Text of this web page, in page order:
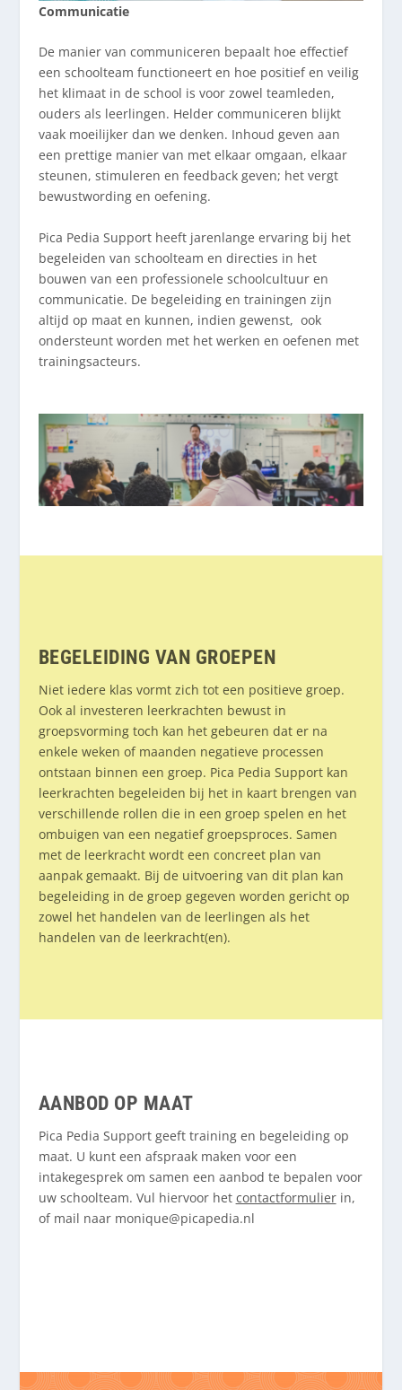
Communicatie
De manier van communiceren bepaalt hoe effectief
een schoolteam functioneert en hoe positief en veilig
het klimaat in de school is voor zowel teamleden,
ouders als leerlingen. Helder communiceren blijkt
vaak moeilijker dan we denken. Inhoud geven aan
een prettige manier van met elkaar omgaan, elkaar
steunen, stimuleren en feedback geven; het vergt
bewustwording en oefening.
Pica Pedia Support heeft jarenlange ervaring bij het
begeleiden van schoolteam en directies in het
bouwen van een professionele schoolcultuur en
communicatie. De begeleiding en trainingen zijn
altijd op maat en kunnen, indien gewenst, ook
ondersteunt worden met het werken en oefenen met
trainingsacteurs.
BEGELEIDING VAN GROEPEN
Niet iedere klas vormt zich tot een positieve groep.
Ook al investeren leerkrachten bewust in
groepsvorming toch kan het gebeuren dat er na
enkele weken of maanden negatieve processen
ontstaan binnen een groep. Pica Pedia Support kan
leerkrachten begeleiden bij het in kaart brengen van
verschillende rollen die in een groep spelen en het
ombuigen van een negatief groepsproces. Samen
met de leerkracht wordt een concreet plan van
aanpak gemaakt. Bij de uitvoering van dit plan kan
begeleiding in de groep gegeven worden gericht op
zowel het handelen van de leerlingen als het
handelen van de leerkracht(en).
AANBOD OP MAAT
Pica Pedia Support geeft training en begeleiding op
maat. U kunt een afspraak maken voor een
intakegesprek om samen een aanbod te bepalen voor
uw schoolteam. Vul hiervoor het contactformulierin,
of mail naar monique@picapedia.nl